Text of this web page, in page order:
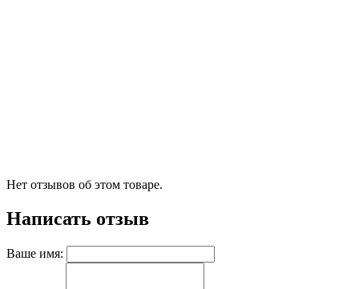
Нет отзывов об этом товаре.
Написать отзыв
Ваше имя: